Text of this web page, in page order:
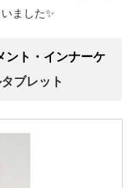
ました✨
ント・インナーケ
ブレット